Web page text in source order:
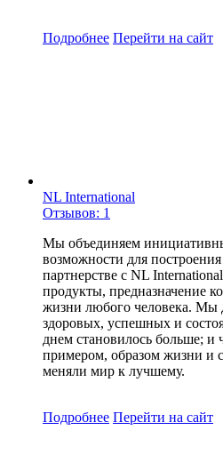
Подробнее Перейти на сайт
NL International
Отзывов: 1
Мы объединяем
возможности для
партнерстве с NL
продукты, предназначение
жизни любого человека. Мы
здоровых, успешных и
днем становилось больше; и
примером, образом жизни и
меняли мир к лучшему.
Подробнее Перейти на сайт